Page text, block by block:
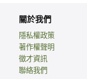
關於我們
隱私權政策
著作權聲明
徵才資訊
聯絡我們